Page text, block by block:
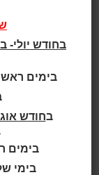
גילאי 2 - 4
גילאי 2.5 - 4
גילאי 2 - 5
גילאי 3 - 5
בימים ראשון,
ב
בימים
בימי שלישי: 12:00-